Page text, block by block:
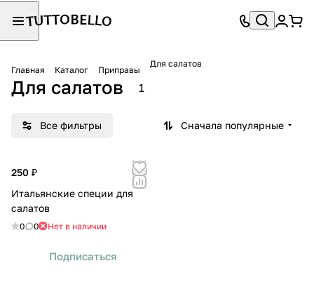
Главная Каталог Приправы
Для салатов
Для салатов 1
Все фильтры Сначала популярные
250 ₽
Итальянские специи для
салатов
0 0 Нет в наличии
Подписаться